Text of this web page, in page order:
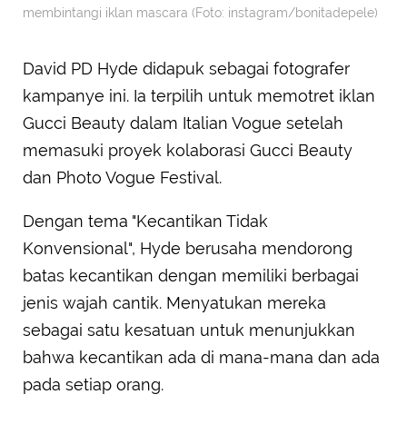
membintangi iklan mascara (Foto: instagram/bonitadepele)
David PD Hyde didapuk sebagai fotografer
kampanye ini. Ia terpilih untuk memotret iklan
Gucci Beauty dalam Italian Vogue setelah
memasuki proyek kolaborasi Gucci Beauty
dan Photo Vogue Festival.
Dengan tema "Kecantikan Tidak
Konvensional", Hyde berusaha mendorong
batas kecantikan dengan memiliki berbagai
jenis wajah cantik. Menyatukan mereka
sebagai satu kesatuan untuk menunjukkan
bahwa kecantikan ada di mana-mana dan ada
pada setiap orang.